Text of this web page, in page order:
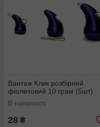
Вантаж Клик розбірний
фіолетовий 10 грам (5шт)
В наявності
28 ₴